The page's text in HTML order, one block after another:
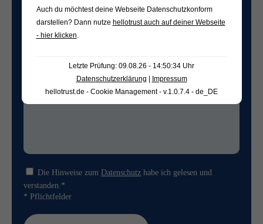
Freifeld für evtl. Anmerkungen
Die Hinweise zum Datenschutz habe ich gelesen und
verstanden.*
* Pflichtfelder
Auch du möchtest deine Webseite Datenschutzkonform
darstellen? Dann nutze hellotrust auch auf deiner Webseite
- hier klicken.
Letzte Prüfung: 09.08.26 - 14:50:34 Uhr
Datenschutzerklärung
Impressum
hellotrust.de - Cookie Management - v.1.0.7.4 - de_DE